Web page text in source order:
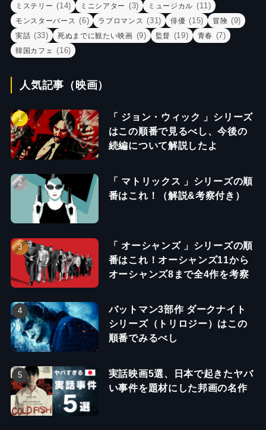
ミステリー (14) ミニシアター (3) ミュージカル (11)
モンスターバース (6) ラブロマンス (31) 俳優 (15) 冒険 (9)
実話 (33) 死ぬまでに観たい映画 (9) 監督 (19) 青春 (7)
韓国カフェ (16)
人気記事（映画）
「 ジョン・ウィック 」シリーズ
はこの順番で見るべし、今後の
続編について解説したよ
「 マトリックス 」シリーズの順
番はこれ！（解説&考察付き）
「 オーシャンズ 」シリーズの順
番はこれ！オーシャンズ11から
オーシャンズ8まで全4作を考察
バットマン3部作 ダークナイト
シリーズ（トリロジー）はこの
順番でみるべし
実話映画5選、日本で起きたヤバ
い事件を題材にした邦画の名作